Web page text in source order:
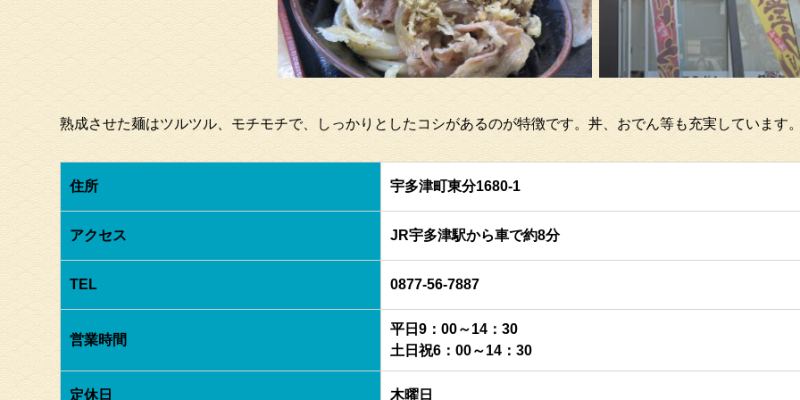
熟成させた麺はツルツル、モチモチで、しっかりとしたコシがあるのが特徴です。丼、おでん等も充実しています
住所 宇多津町東分1680-1
アクセス JR宇多津駅から車で約8分
TEL 0877-56-7887
営業時間
平日9：00～14：30
土日祝6：00～14：30
定休日 木曜日